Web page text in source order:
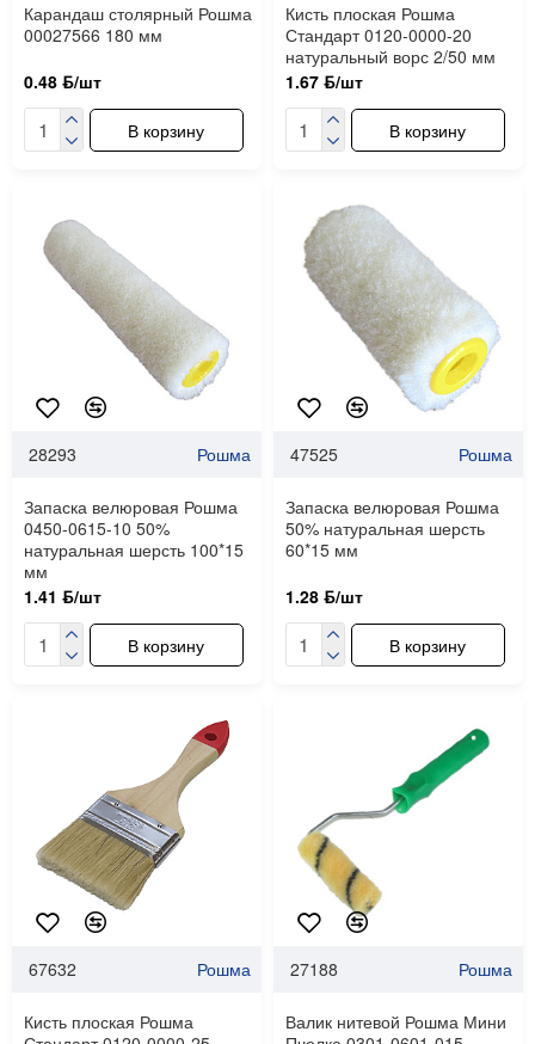
Карандаш столярный Рошма
00027566 180 мм
0.48 ƃ/шт
В корзину
Кисть плоская Рошма
Стандарт 0120-0000-20
натуральный ворс 2/50 мм
1.67 ƃ/шт
В корзину
28293 Рошма
Запаска велюровая Рошма
0450-0615-10 50%
натуральная шерсть 100*15
мм
1.41 ƃ/шт
В корзину
47525 Рошма
Запаска велюровая Рошма
50% натуральная шерсть
60*15 мм
1.28 ƃ/шт
В корзину
67632 Рошма
Кисть плоская Рошма
27188 Рошма
Валик нитевой Рошма Мини